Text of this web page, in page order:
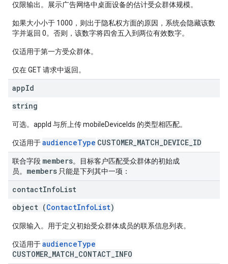
仅限输出。展示广告网络中桌面设备的估计受众群体规模。
如果大小小于 1000，则出于隐私权方面的原因，系统会隐藏该数
字并返回 0。否则，该数字将四舍五入到两位有效数字。
仅适用于第一方受众群体。
仅在 GET 请求中返回。
appId
string
可选。appId 与所上传 mobileDeviceIds 的类型相匹配。
仅适用于audienceType CUSTOMER_MATCH_DEVICE_ID
联合字段 members。目标客户匹配受众群体的初始成
员。 members 只能是下列其中一项：
contactInfoList
object (ContactInfoList)
仅限输入。用于定义初始受众群体成员的联系信息列表。
仅适用于audienceType
CUSTOMER_MATCH_CONTACT_INFO